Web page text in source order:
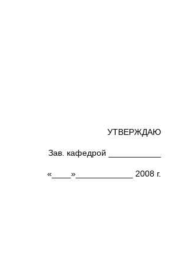
УТВЕРЖДАЮ
Зав. кафедрой ___________
«____»____________ 2008 г.